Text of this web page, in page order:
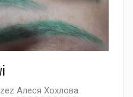
Алеся Хохлова